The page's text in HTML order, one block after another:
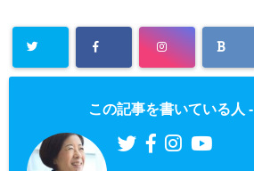
この記事を書いている人 -